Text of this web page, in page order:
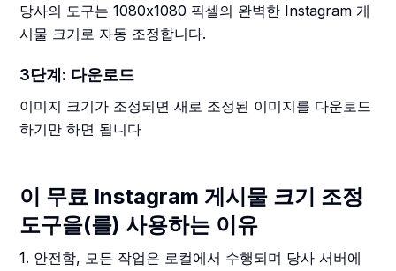
당사의 도구는 1080x1080 픽셀의 완벽한 Instagram 게
시물 크기로 자동 조정합니다.
3단계: 다운로드
이미지 크기가 조정되면 새로 조정된 이미지를 다운로드
하기만 하면 됩니다
이 무료 Instagram 게시물 크기 조정
도구을(를) 사용하는 이유
1. 안전함, 모든 작업은 로컬에서 수행되며 당사 서버에